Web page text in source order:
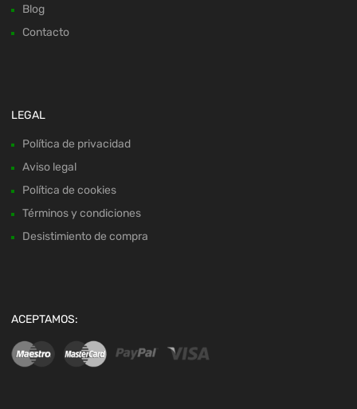
Blog
Contacto
LEGAL
Política de privacidad
Aviso legal
Política de cookies
Términos y condiciones
Desistimiento de compra
ACEPTAMOS: